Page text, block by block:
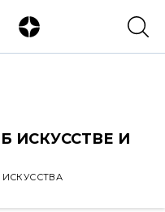
ИСКУССТВЕ И